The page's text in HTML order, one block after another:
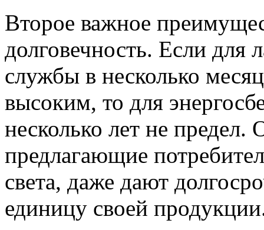
Второе важное
долговечность. Если для
службы в несколько
высоким, то для
несколько лет не предел.
предлагающие
света, даже дают
единицу своей